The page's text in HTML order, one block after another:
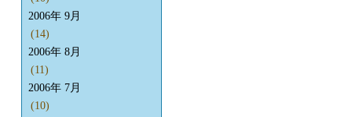
2006年 9月
(14)
2006年 8月
(11)
2006年 7月
(10)